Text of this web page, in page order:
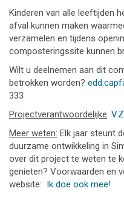
Kinderen van alle leeftijden
afval kunnen maken
verzamelen en tijdens
composteringssite kunnen
Wilt u deelnemen aan dit
betrokken worden?
333
Projectverantwoordelijke:
Meer weten: Elk jaar steunt
duurzame ontwikkeling in
over dit project te weten te
genieten? Voorwaarden en
website: Ik doe ook mee!